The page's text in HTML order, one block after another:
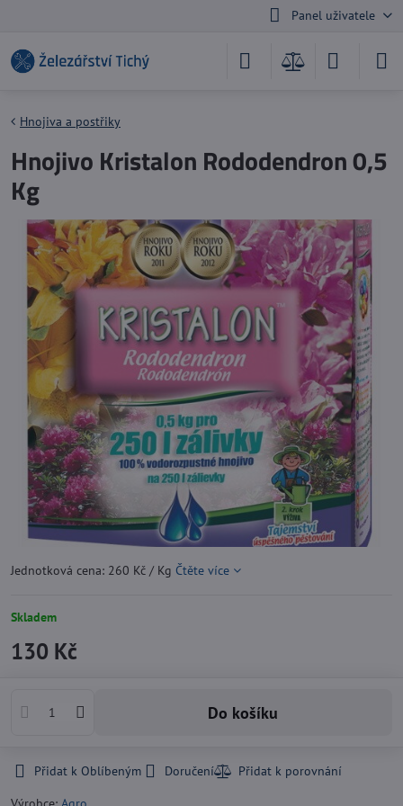
Panel uživatele
Hnojiva a postřiky
Hnojivo Kristalon Rododendron 0,5
Kg
Jednotková cena: 260 Kč / Kg Čtěte více
Skladem
130 Kč
Do košíku
Přidat k Oblíbeným
Doručení